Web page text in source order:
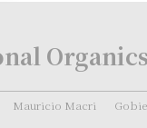
Organics
Mauricio Macri